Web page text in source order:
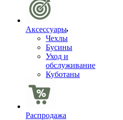
Аксессуары
Чехлы
Бусины
Уход и
обслуживание
Куботаны
Распродажа